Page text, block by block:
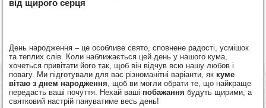
від щирого серця
День народження – це особливе свято, сповнене радості, усмішок
та теплих слів. Коли наближається цей день у нашого кума,
хочеться привітати його так, щоб він відчув всю нашу любов і
повагу. Ми підготували для вас різноманітні варіанти, як куме
вітаю з днем народження, щоб ви могли обрати те, що найкраще
передасть ваші почуття. Нехай ваші побажання будуть щирими, а
святковий настрій пануватиме весь день!